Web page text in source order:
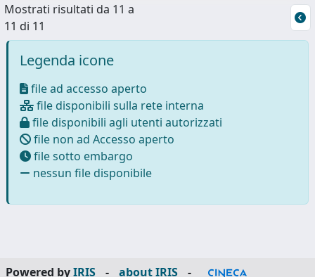
Mostrati risultati da 11 a
11 di 11
Legenda icone
file ad accesso aperto
file disponibili sulla rete interna
file disponibili agli utenti autorizzati
file non ad Accesso aperto
file sotto embargo
nessun file disponibile
Powered byIRIS - about IRIS -